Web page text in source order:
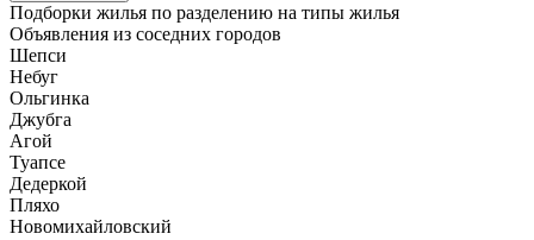
Подборки жилья по разделению на типы жилья
Объявления из соседних городов
Шепси
Небуг
Ольгинка
Джубга
Агой
Туапсе
Дедеркой
Пляхо
Новомихайловский